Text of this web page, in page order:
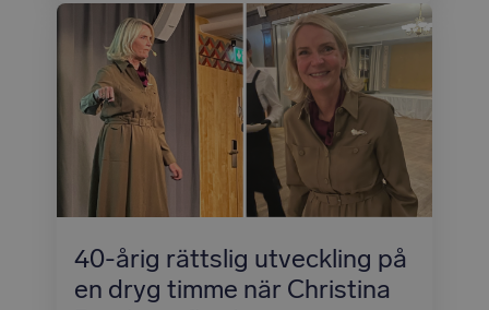
urval av brottmålsdomar baserat på juridisk
relevans, vilket innebär att de flesta domar
gallras bort.
40-årig rättslig utveckling på
en dryg timme när Christina